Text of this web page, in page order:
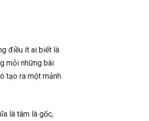
điều ít ai biết là
mỏi những bài
tạo ra một mảnh
là tâm là gốc,